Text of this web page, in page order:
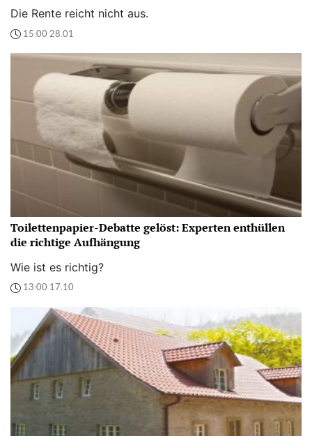
Die Rente reicht nicht aus.
15:00 28.01
Toilettenpapier-Debatte gelöst: Experten enthüllen
die richtige Aufhängung
Wie ist es richtig?
13:00 17.10